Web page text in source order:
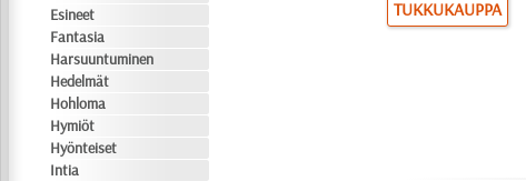
Esineet
Fantasia
Harsuuntuminen
Hedelmät
Hohloma
Hymiöt
Hyönteiset
Intia
TUKKUKAUPPA